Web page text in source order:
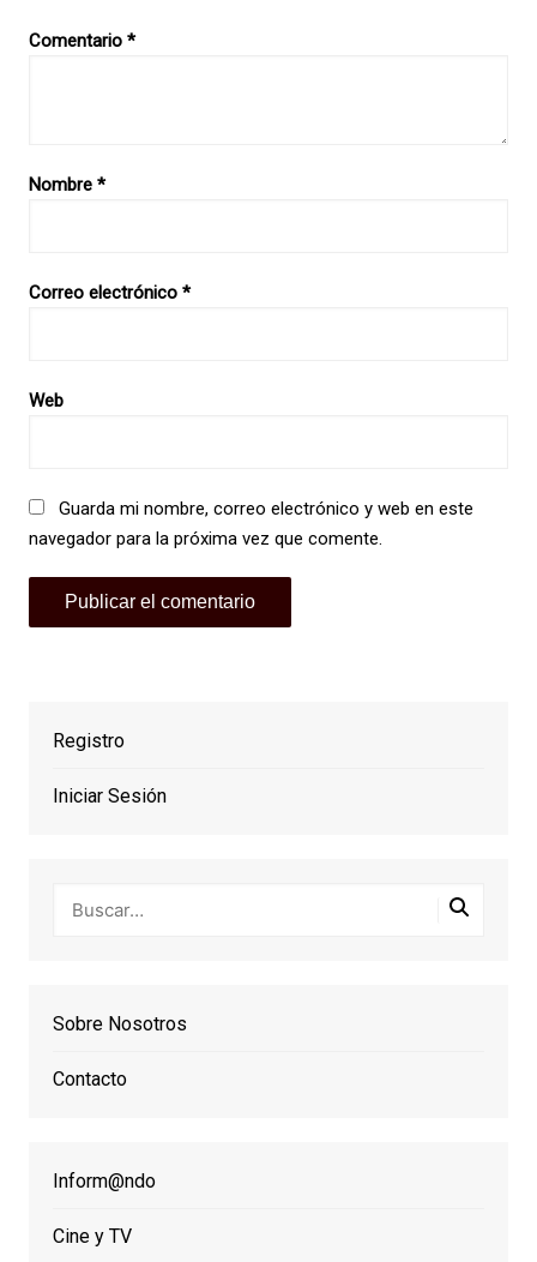
Comentario *
Nombre *
Correo electrónico *
Web
Guarda mi nombre, correo electrónico y web en este
navegador para la próxima vez que comente.
Registro
Iniciar Sesión
Sobre Nosotros
Contacto
Inform@ndo
Cine y TV